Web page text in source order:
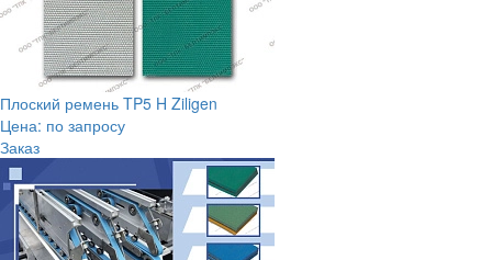
Плоский ремень TP5 H Ziligen
Цена: по запросу
Заказ